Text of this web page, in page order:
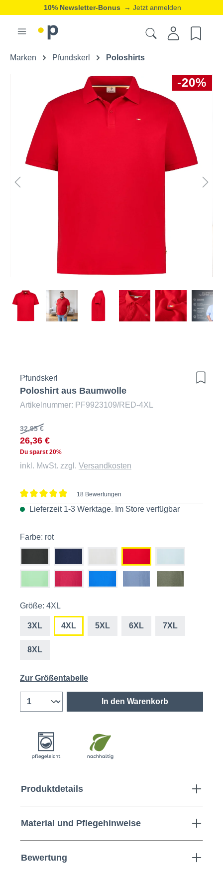
10% Newsletter-Bonus → Jetzt anmelden
Marken Pfundskerl Poloshirts
-20%
Pfundskerl
Poloshirt aus Baumwolle
Artikelnummer: PF9923109/RED-4XL
32,95 €
26,36 €
Du sparst 20%
inkl. MwSt. zzgl. Versandkosten
Durchschnittliche Bewertung von 4.9 von 5 Sternen
18 Bewertungen
Lieferzeit 1-3 Werktage. Im Store verfügbar
Farbe: rot
Größe: 4XL
3XL 4XL 5XL 6XL 7XL
8XL
Zur Größentabelle
In den Warenkorb
Produktdetails
Material und Pflegehinweise
Bewertung